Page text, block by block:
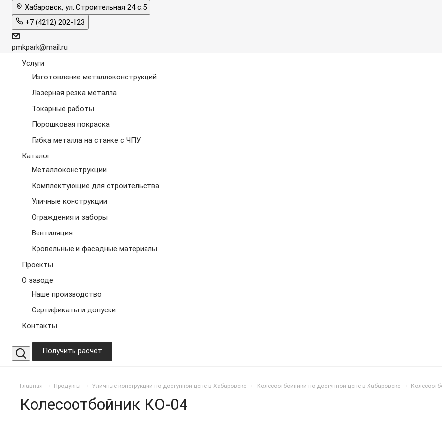
Хабаровск, ул. Строительная 24 с.5
+7 (4212) 202-123
pmkpark@mail.ru
Услуги
Изготовление металлоконструкций
Лазерная резка металла
Токарные работы
Порошковая покраска
Гибка металла на станке с ЧПУ
Каталог
Металлоконструкции
Комплектующие для строительства
Уличные конструкции
Ограждения и заборы
Вентиляция
Кровельные и фасадные материалы
Проекты
О заводе
Наше производство
Сертификаты и допуски
Контакты
Получить расчёт
Главная Продукты Уличные конструкции по доступной цене в Хабаровске Колёсоотбойники по доступной цене в Хабаровске
Колесоотбойник КО-04